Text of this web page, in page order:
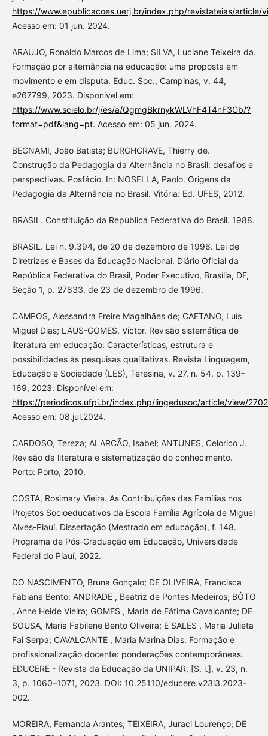
https://www.epublicacoes.uerj.br/index.php/revistateias/article/
Acesso em: 01 jun. 2024.
ARAUJO, Ronaldo Marcos de Lima; SILVA, Luciane Teixeira da.
Formação por alternância na educação: uma proposta em
movimento e em disputa. Educ. Soc., Campinas, v. 44,
e267799, 2023. Disponivel em:
https://www.scielo.br/j/es/a/QgmgBkrnykWLVhF4T4nF3Cb/?
format=pdf&lang=pt. Acesso em: 05 jun. 2024.
BEGNAMI, João Batista; BURGHGRAVE, Thierry de.
Construção da Pedagogia da Alternância no Brasil: desafios e
perspectivas. Posfácio. In: NOSELLA, Paolo. Origens da
Pedagogia da Alternância no Brasil. Vitória: Ed. UFES, 2012.
BRASIL. Constituição da República Federativa do Brasil. 1988.
BRASIL. Lei n. 9.394, de 20 de dezembro de 1996. Lei de
Diretrizes e Bases da Educação Nacional. Diário Oficial da
República Federativa do Brasil, Poder Executivo, Brasília, DF,
Seção 1, p. 27833, de 23 de dezembro de 1996.
CAMPOS, Alessandra Freire Magalhães de; CAETANO, Luís
Miguel Dias; LAUS-GOMES, Victor. Revisão sistemática de
literatura em educação: Características, estrutura e
possibilidades às pesquisas qualitativas. Revista Linguagem,
Educação e Sociedade (LES), Teresina, v. 27, n. 54, p. 139–
169, 2023. Disponível em:
https://periodicos.ufpi.br/index.php/lingedusoc/article/view/2702
Acesso em: 08.jul.2024.
CARDOSO, Tereza; ALARCÃO, Isabel; ANTUNES, Celorico J.
Revisão da literatura e sistematização do conhecimento.
Porto: Porto, 2010.
COSTA, Rosimary Vieira. As Contribuições das Famílias nos
Projetos Socioeducativos da Escola Família Agrícola de Miguel
Alves-Piauí. Dissertação (Mestrado em educação), f. 148.
Programa de Pós-Graduação em Educação, Universidade
Federal do Piauí, 2022.
DO NASCIMENTO, Bruna Gonçalo; DE OLIVEIRA, Francisca
Fabiana Bento; ANDRADE , Beatriz de Pontes Medeiros; BÔTO
, Anne Heide Vieira; GOMES , Maria de Fátima Cavalcante; DE
SOUSA, Maria Fabilene Bento Oliveira; E SALES , Maria Julieta
Fai Serpa; CAVALCANTE , Maria Marina Dias. Formação e
profissionalização docente: ponderações contemporâneas.
EDUCERE - Revista da Educação da UNIPAR, [S. l.], v. 23, n.
3, p. 1060–1071, 2023. DOI: 10.25110/educere.v23i3.2023-
002.
MOREIRA, Fernanda Arantes; TEIXEIRA, Juraci Lourenço; DE